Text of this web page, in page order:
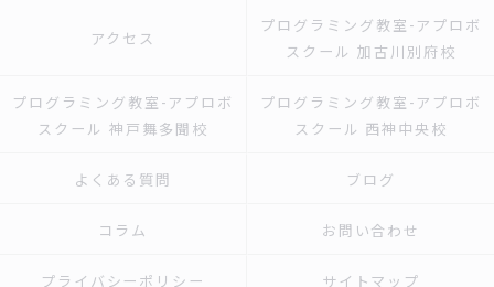
アクセス
プログラミング教室-アプロボ
スクール 加古川別府校
プログラミング教室-アプロボ
スクール 神戸舞多聞校
プログラミング教室-アプロボ
スクール 西神中央校
よくある質問 ブログ
コラム お問い合わせ
プライバシーポリシー サイトマップ